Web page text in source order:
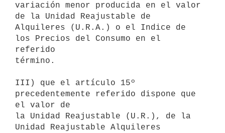
variación menor producida en el valor
de la Unidad Reajustable de
Alquileres (U.R.A.) o el Indice de
los Precios del Consumo en el
referido
término.
III) que el artículo 15º
precedentemente referido dispone que
el valor de
la Unidad Reajustable (U.R.), de la
Unidad Reajustable Alquileres